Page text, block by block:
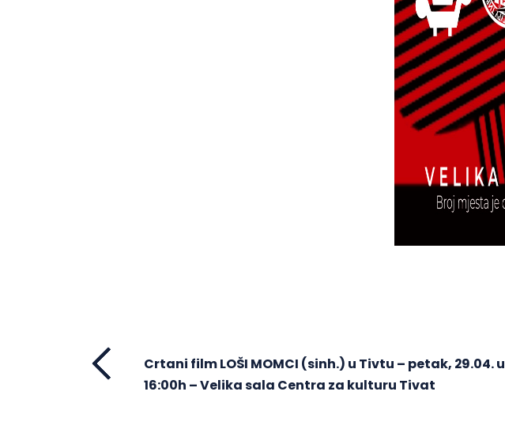
Crtani film LOŠI MOMCI (sinh.) u Tivtu – petak, 29.04. u
16:00h – Velika sala Centra za kulturu Tivat